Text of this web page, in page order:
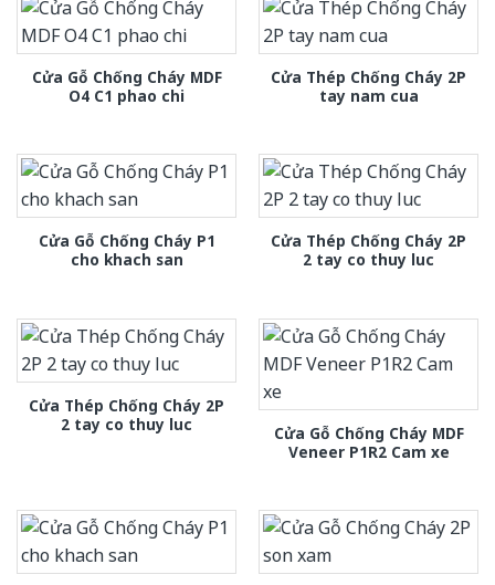
Cửa Gỗ Chống Cháy MDF
O4 C1 phao chi
Cửa Thép Chống Cháy 2P
tay nam cua
Cửa Gỗ Chống Cháy P1
cho khach san
Cửa Thép Chống Cháy 2P
2 tay co thuy luc
Cửa Thép Chống Cháy 2P
2 tay co thuy luc
Cửa Gỗ Chống Cháy MDF
Veneer P1R2 Cam xe